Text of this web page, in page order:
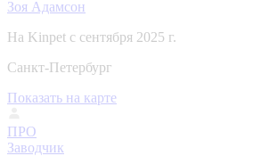
Зоя Адамсон
На Kinpet c сентября 2025 г.
Санкт-Петербург
Показать на карте
ПРО
Заводчик